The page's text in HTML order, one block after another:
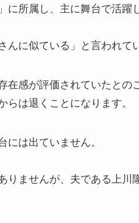
所属し、主に舞台で活躍
に似ている」と言われて
感が評価されていたとの
は退くことになります。
には出ていません。
りませんが、夫である上川